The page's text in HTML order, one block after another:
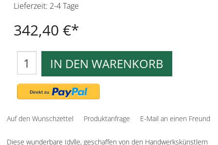
Lieferzeit: 2-4 Tage
342,40 €
IN DEN WARENKORB
Auf den Wunschzettel Produktanfrage E-Mail an einen Freund
Diese wunderbare Idylle, geschaffen von den Handwerkskünstlern